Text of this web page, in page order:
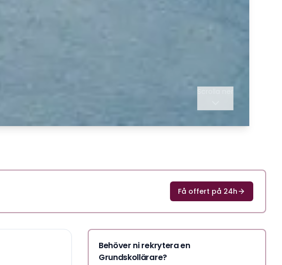
Få offert på 24h
Behöver ni rekrytera en
Grundskollärare?